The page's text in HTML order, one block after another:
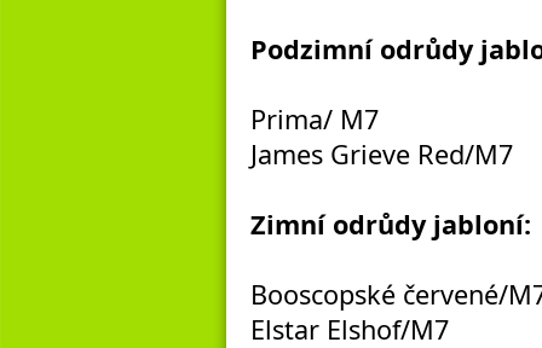
Podzimní odrůdy
Prima/ M7
James Grieve Red/M7
Zimní odrůdy jabloní:
Booscopské červené/
Elstar Elshof/M7